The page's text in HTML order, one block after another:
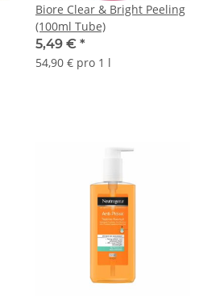
Biore Clear & Bright Peeling
(100ml Tube)
5,49 € *
54,90 € pro 1 l